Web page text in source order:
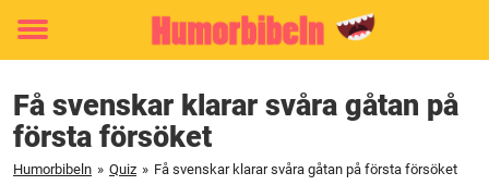
Toggle
Få svenskar klarar svåra gåtan på
första försöket
Humorbibeln » Quiz » Få svenskar klarar svåra gåtan på första försöket